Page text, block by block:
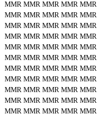
MMR MMR MMR MMR MMR
MMR MMR MMR MMR MMR
MMR MMR MMR MMR MMR
MMR MMR MMR MMR MMR
MMR MMR MMR MMR MMR
MMR MMR MMR MMR MMR
MMR MMR MMR MMR MMR
MMR MMR MMR MMR MMR
MMR MMR MMR MMR MMR
MMR MMR MMR MMR MMR
MMR MMR MMR MMR MMR